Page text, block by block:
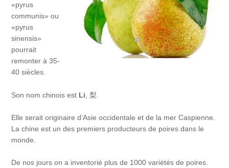
«pyrus
communis» ou
«pyrus
sinensis»
pourrait
remonter à 35-
40 siècles.
Son nom chinois est Li , 梨.
Elle serait originaire d’Asie occidentale et de la mer Caspienne.
La chine est un des premiers producteurs de poires dans le
monde.
De nos jours on a inventorié plus de 1000 variétés de poires.